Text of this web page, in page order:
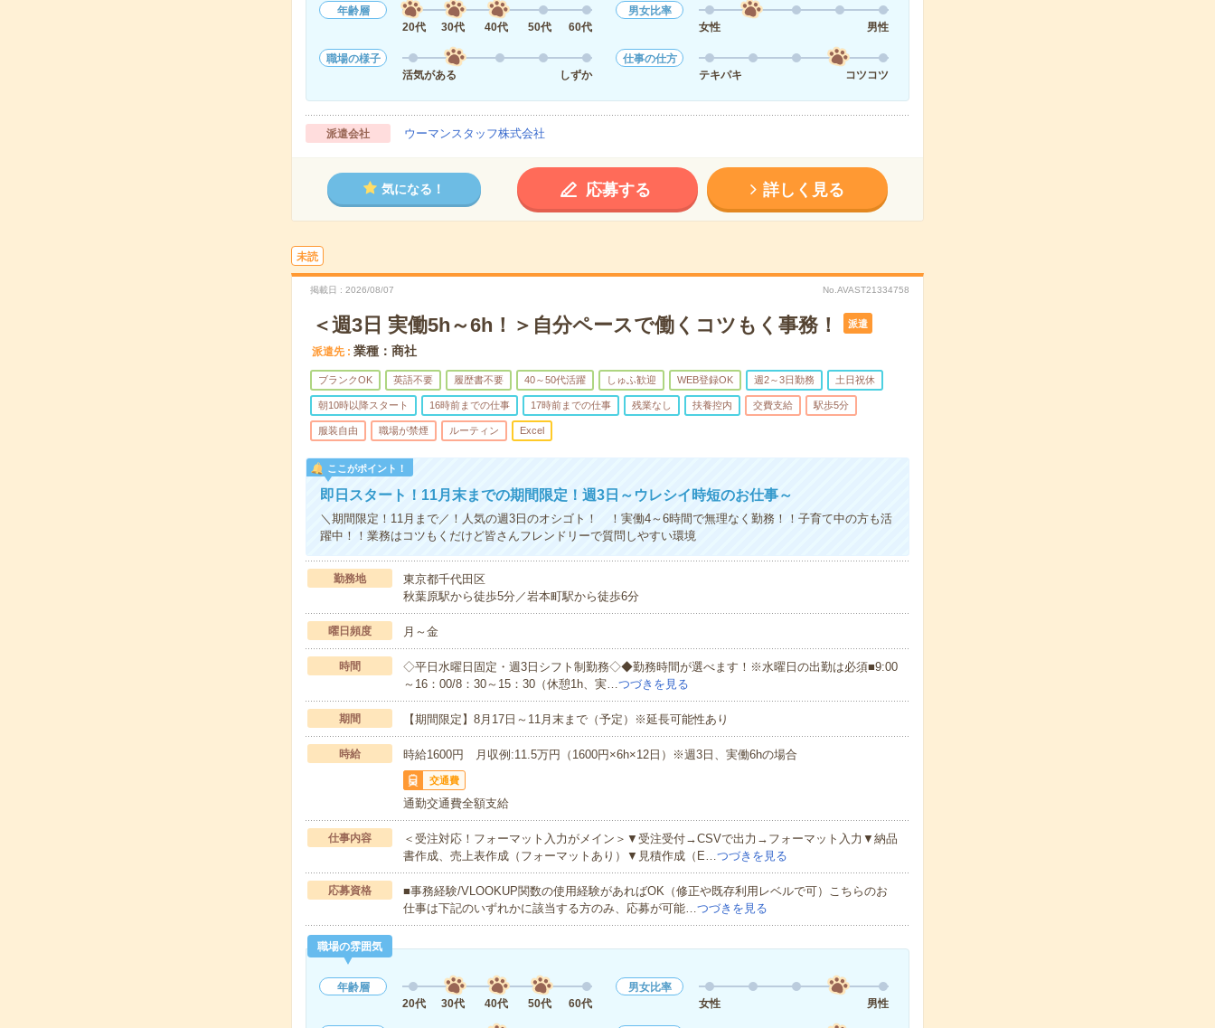
年齢層
20代
30代 40代 50代 60代
男女比率
女性
男性
職場の様子
活気がある
しずか
仕事の仕方
テキパキ
コツコツ
派遣会社 ウーマンスタッフ株式会社
気になる！ 応募する 詳しく見る
未読
掲載日 2026/08/07 No.AVAST21334758
＜週3日 実働5h～6h！＞自分ペースで働くコツもく事務！ 派遣
派遣先 業種：商社
ブランクOK 英語不要 履歴書不要 40～50代活躍 しゅふ歓迎 WEB登録OK 週2～3日勤務 土日祝休
朝10時以降スタート 16時前までの仕事 17時前までの仕事 残業なし 扶養控内 交費支給 駅歩5分
服装自由 職場が禁煙 ルーティン Excel
ここがポイント！
即日スタート！11月末までの期間限定！週3日～ウレシイ時短のお仕事～
＼期間限定！11月まで／！人気の週3日のオシゴト！ ！実働4～6時間で無理なく勤務！！子育て中の方も活
躍中！！業務はコツもくだけど皆さんフレンドリーで質問しやすい環境
勤務地
東京都千代田区
秋葉原駅から徒歩5分／岩本町駅から徒歩6分
曜日頻度 月～金
時間
◇平日水曜日固定・週3日シフト制勤務◇◆勤務時間が選べます！※水曜日の出勤は必須■9:00
～16：00/8：30～15：30（休憩1h、実…つづきを見る
期間 【期間限定】8月17日～11月末まで（予定）※延長可能性あり
時給 時給1600円 月収例:11.5万円（1600円×6h×12日）※週3日、実働6hの場合
交通費
通勤交通費全額支給
仕事内容
＜受注対応！フォーマット入力がメイン＞▼受注受付→CSVで出力→フォーマット入力▼納品
書作成、売上表作成（フォーマットあり）▼見積作成（E…つづきを見る
応募資格
■事務経験/VLOOKUP関数の使用経験があればOK（修正や既存利用レベルで可）こちらのお
仕事は下記のいずれかに該当する方のみ、応募が可能…つづきを見る
職場の雰囲気
年齢層
20代
30代 40代 50代 60代
男女比率
女性
男性